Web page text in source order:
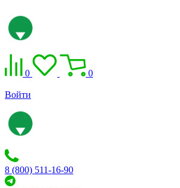
0 0
Войти
8 (800) 511-16-90